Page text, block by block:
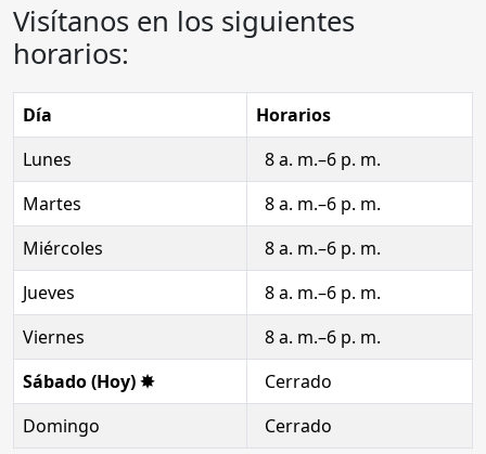
Visítanos en los siguientes
horarios:
Día
Horarios
Lunes
8 a. m.–6 p. m.
Martes
8 a. m.–6 p. m.
Miércoles
8 a. m.–6 p. m.
Jueves
8 a. m.–6 p. m.
Viernes
8 a. m.–6 p. m.
Sábado (Hoy) ✸
Cerrado
Domingo
Cerrado